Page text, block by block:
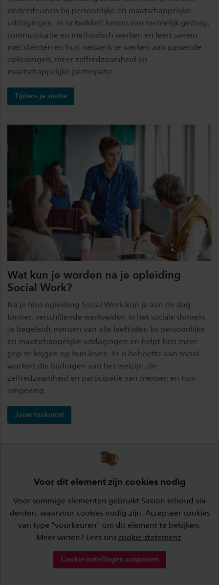
ondersteunen bij persoonlijke en maatschappelijke
uitdagingen. Je ontwikkelt kennis van menselijk gedrag,
communicatie en methodisch werken en leert samen
met cliënten en hun netwerk te werken aan passende
oplossingen, meer zelfredzaamheid en
maatschappelijke participatie.
Tijdens je studie
Wat kun je worden na je opleiding
Social Work?
Na je hbo-opleiding Social Work kun je aan de slag
binnen verschillende werkvelden in het sociale domein.
Je begeleidt mensen van alle leeftijden bij persoonlijke
en maatschappelijke uitdagingen en helpt hen meer
grip te krijgen op hun leven. Er is behoefte aan social
workers die bijdragen aan het welzijn, de
zelfredzaamheid en participatie van mensen en hun
omgeving.
Jouw toekomst
Voor dit element zijn cookies nodig
Voor sommige elementen gebruikt Saxion inhoud via
derden, waarvoor cookies nodig zijn. Accepteer cookies
van type "voorkeuren" om dit element te bekijken.
Meer weten? Lees ons cookie-statement.
Cookie-instellingen aanpassen